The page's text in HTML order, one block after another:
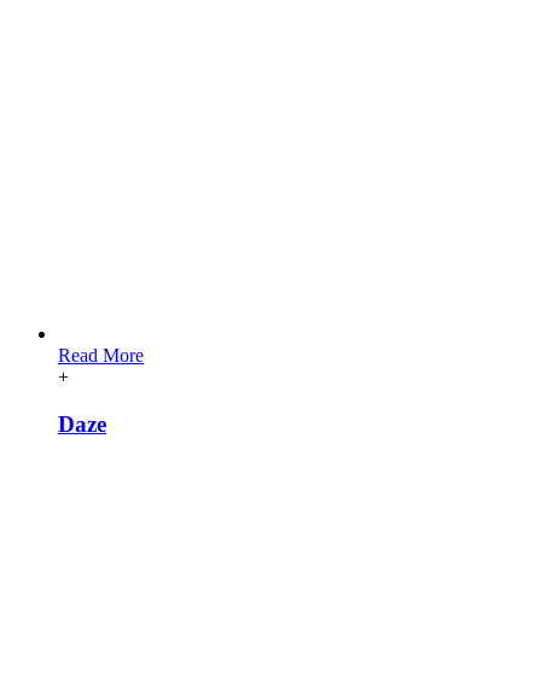
Read More
+
Daze